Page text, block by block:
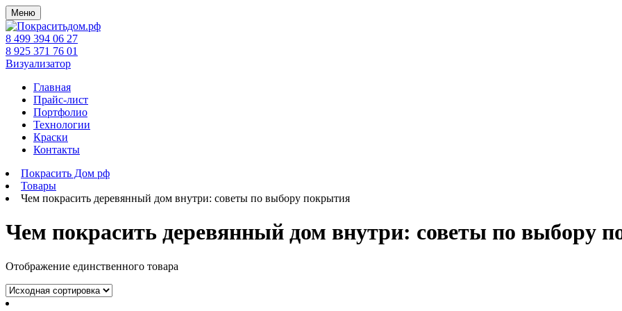
Меню
8 499 394 06 27
8 925 371 76 01
Визуализатор
Главная
Прайс-лист
Портфолио
Технологии
Краски
Контакты
Покрасить Дом рф
Товары
Чем покрасить деревянный дом внутри: советы по выбору покрытия
Чем покрасить деревянный дом внутри: советы по выбору
Отображение единственного товара